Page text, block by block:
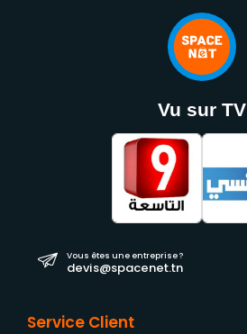
Vu sur TV
Vous êtes une entreprise ?
devis@spacenet.tn
Service Client